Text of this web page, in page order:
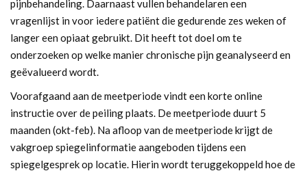
pijnbehandeling. Daarnaast vullen behandelaren een
vragenlijst in voor iedere patiënt die gedurende zes weken of
langer een opiaat gebruikt. Dit heeft tot doel om te
onderzoeken op welke manier chronische pijn geanalyseerd en
geëvalueerd wordt.
Voorafgaand aan de meetperiode vindt een korte online
instructie over de peiling plaats. De meetperiode duurt 5
maanden (okt-feb). Na afloop van de meetperiode krijgt de
vakgroep spiegelinformatie aangeboden tijdens een
spiegelgesprek op locatie. Hierin wordt teruggekoppeld hoe de